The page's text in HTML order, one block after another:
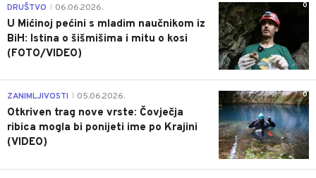
0
DRUŠTVO 06.06.2026.
U Mićinoj pećini s mladim naučnikom iz
BiH: Istina o šišmišima i mitu o kosi
(FOTO/VIDEO)
0
ZANIMLJIVOSTI 05.06.2026.
Otkriven trag nove vrste: Čovječja
ribica mogla bi ponijeti ime po Krajini
(VIDEO)